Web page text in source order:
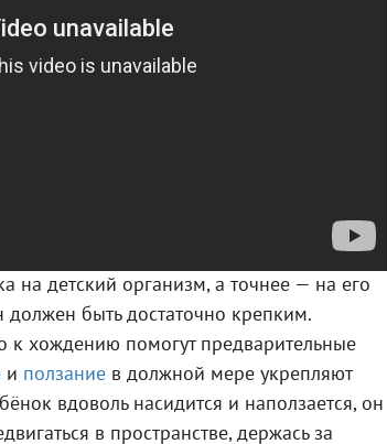
на детский организм, а точнее — на его
должен быть достаточно крепким.
к хождению помогут предварительные
и ползание в должной мере укрепляют
вдоволь насидится и наползается, он
в пространстве, держась за